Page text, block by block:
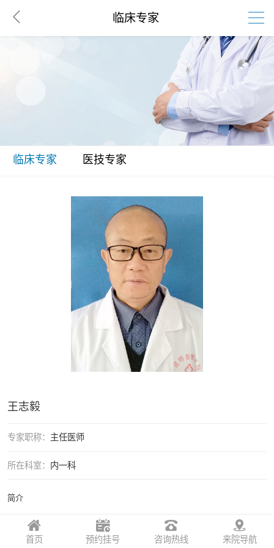
临床专家
临床专家 医技专家
王志毅
专家职称： 主任医师
所在科室： 内一科
简介
首页 预约挂号 咨询热线 来院导航